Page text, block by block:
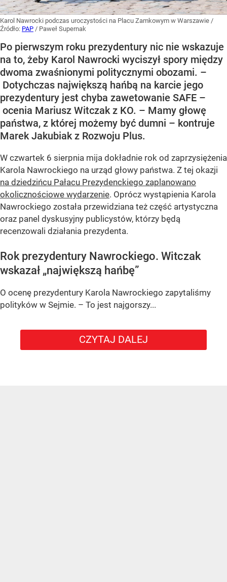
Karol Nawrocki podczas uroczystości na Placu Zamkowym w Warszawie /
Źródło: PAP / Paweł Supernak
Po pierwszym roku prezydentury nic nie wskazuje
na to, żeby Karol Nawrocki wyciszył spory między
dwoma zwaśnionymi politycznymi obozami. –
Dotychczas największą hańbą na karcie jego
prezydentury jest chyba zawetowanie SAFE –
ocenia Mariusz Witczak z KO. – Mamy głowę
państwa, z której możemy być dumni – kontruje
Marek Jakubiak z Rozwoju Plus.
W czwartek 6 sierpnia mija dokładnie rok od zaprzysiężenia
Karola Nawrockiego na urząd głowy państwa. Z tej okazji
na dziedzińcu Pałacu Prezydenckiego zaplanowano
okolicznościowe wydarzenie. Oprócz wystąpienia Karola
Nawrockiego została przewidziana też część artystyczna
oraz panel dyskusyjny publicystów, którzy będą
recenzowali działania prezydenta.
Rok prezydentury Nawrockiego. Witczak
wskazał „największą hańbę”
O ocenę prezydentury Karola Nawrockiego zapytaliśmy
polityków w Sejmie. – To jest najgorszy...
CZYTAJ DALEJ